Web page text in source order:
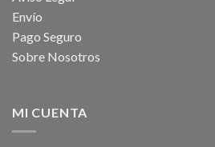
Envío
Pago Seguro
Sobre Nosotros
MI CUENTA